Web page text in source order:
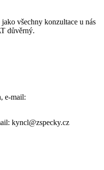
jako všechny konzultace u nás
důvěrný.
e-mail:
kyncl@zspecky.cz